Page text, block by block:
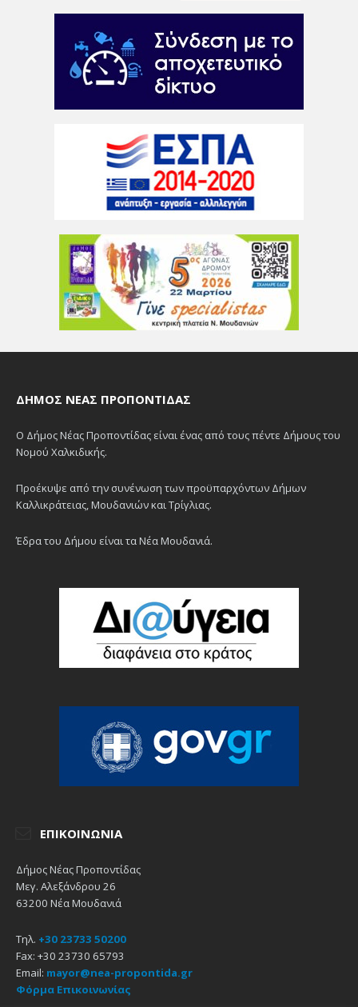
ΔΉΜΟΣ ΝΈΑΣ ΠΡΟΠΟΝΤΊΔΑΣ
Ο Δήμος Νέας Προποντίδας είναι ένας από τους πέντε Δήμους του
Νομού Χαλκιδικής.
Προέκυψε από την συνένωση των προϋπαρχόντων Δήμων
Καλλικράτειας, Μουδανιών και Τρίγλιας.
Έδρα του Δήμου είναι τα Νέα Μουδανιά.
ΕΠΙΚΟΙΝΩΝΊΑ
Δήμος Νέας Προποντίδας
Μεγ. Αλεξάνδρου 26
63200 Νέα Μουδανιά
Τηλ. +30 23733 50200
Fax: +30 23730 65793
Email: mayor@nea-propontida.gr
Φόρμα Επικοινωνίας